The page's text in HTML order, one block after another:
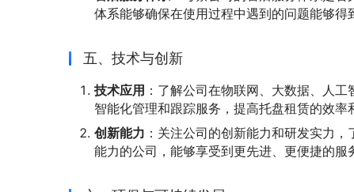
体系能够确保在使用过程中遇到的问题能够得
五、技术与创新
技术应用 ：了解公司在物联网、大数据、人
智能化管理和跟踪服务，提高托盘租赁的效率
创新能力 ：关注公司的创新能力和研发实力
能力的公司，能够享受到更先进、更便捷的服